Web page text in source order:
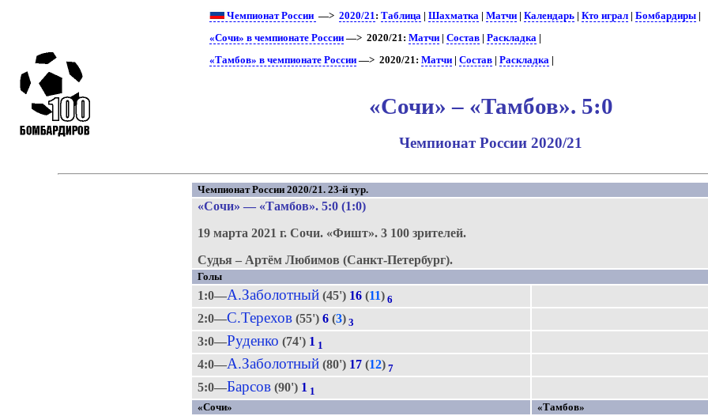
Чемпионат России —>2020/21:Таблица |Шахматка |Матчи |Календарь |Кто играл |Бомбардиры
«Сочи» в чемпионате России —> 2020/21:Матчи |Состав |Раскладка |
«Тамбов» в чемпионате России —> 2020/21:Матчи |Состав |Раскладка |
«Сочи» – «Тамбов». 5:0
Чемпионат России 2020/21
Чемпионат России 2020/21. 23-й тур.
«Сочи» — «Тамбов». 5:0 (1:0)
19 марта 2021 г.Сочи. «Фишт».3 100 зрителей.
Судья – Артём Любимов (Санкт-Петербург).
Голы
1:0—А.Заболотный (45') 16 (11) 6
2:0—С.Терехов (55')6 (3) 3
3:0—Руденко (74') 1 1
4:0—А.Заболотный (80') 17 (12) 7
5:0—Барсов (90') 1 1
«Сочи»
«Тамбов»